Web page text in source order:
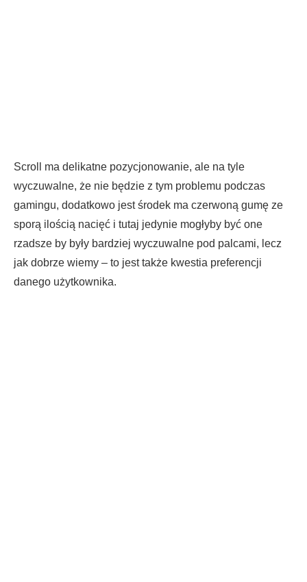
Scroll ma delikatne pozycjonowanie, ale na tyle
wyczuwalne, że nie będzie z tym problemu podczas
gamingu, dodatkowo jest środek ma czerwoną gumę ze
sporą ilością nacięć i tutaj jedynie mogłyby być one
rzadsze by były bardziej wyczuwalne pod palcami, lecz
jak dobrze wiemy – to jest także kwestia preferencji
danego użytkownika.